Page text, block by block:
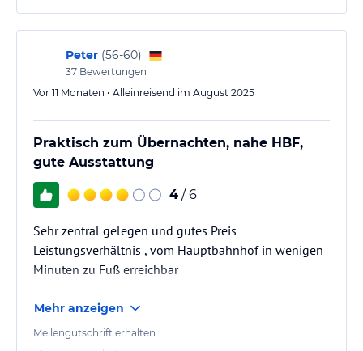
der Koffer im Hotel verloren gegangen oder
gestohlen worden war. Erst nach massivem Druck
bestätigte das Hotel, dass der…
Peter (56-60)
37 Bewertungen
Vor 11 Monaten • Alleinreisend im August 2025
Praktisch zum Übernachten, nahe HBF,
gute Ausstattung
4 / 6
Sehr zentral gelegen und gutes Preis
Leistungsverhältnis , vom Hauptbahnhof in wenigen
Minuten zu Fuß erreichbar
Mehr anzeigen
Meilengutschrift erhalten